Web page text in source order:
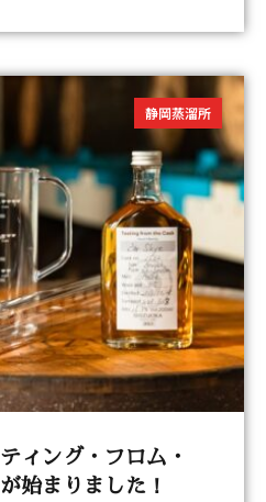
静岡蒸溜所
ィング・フロム・
始まりました！